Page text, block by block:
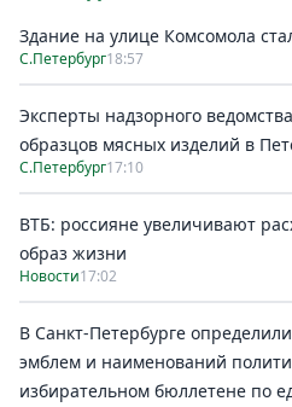
Здание на улице Комсомола
С.Петербург18:57
Эксперты надзорного
образцов мясных изделий в
С.Петербург17:10
ВТБ: россияне увеличивают
образ жизни
Новости17:02
В Санкт-Петербурге
эмблем и наименований
избирательном бюллетене по